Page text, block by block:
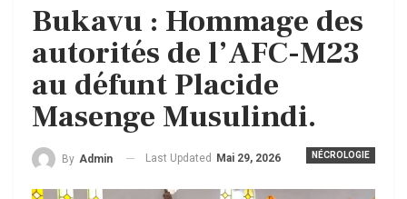
Bukavu : Hommage des
autorités de l’AFC-M23
au défunt Placide
Masenge Musulindi.
NÉCROLOGIE
By Admin Last Updated Mai 29, 2026